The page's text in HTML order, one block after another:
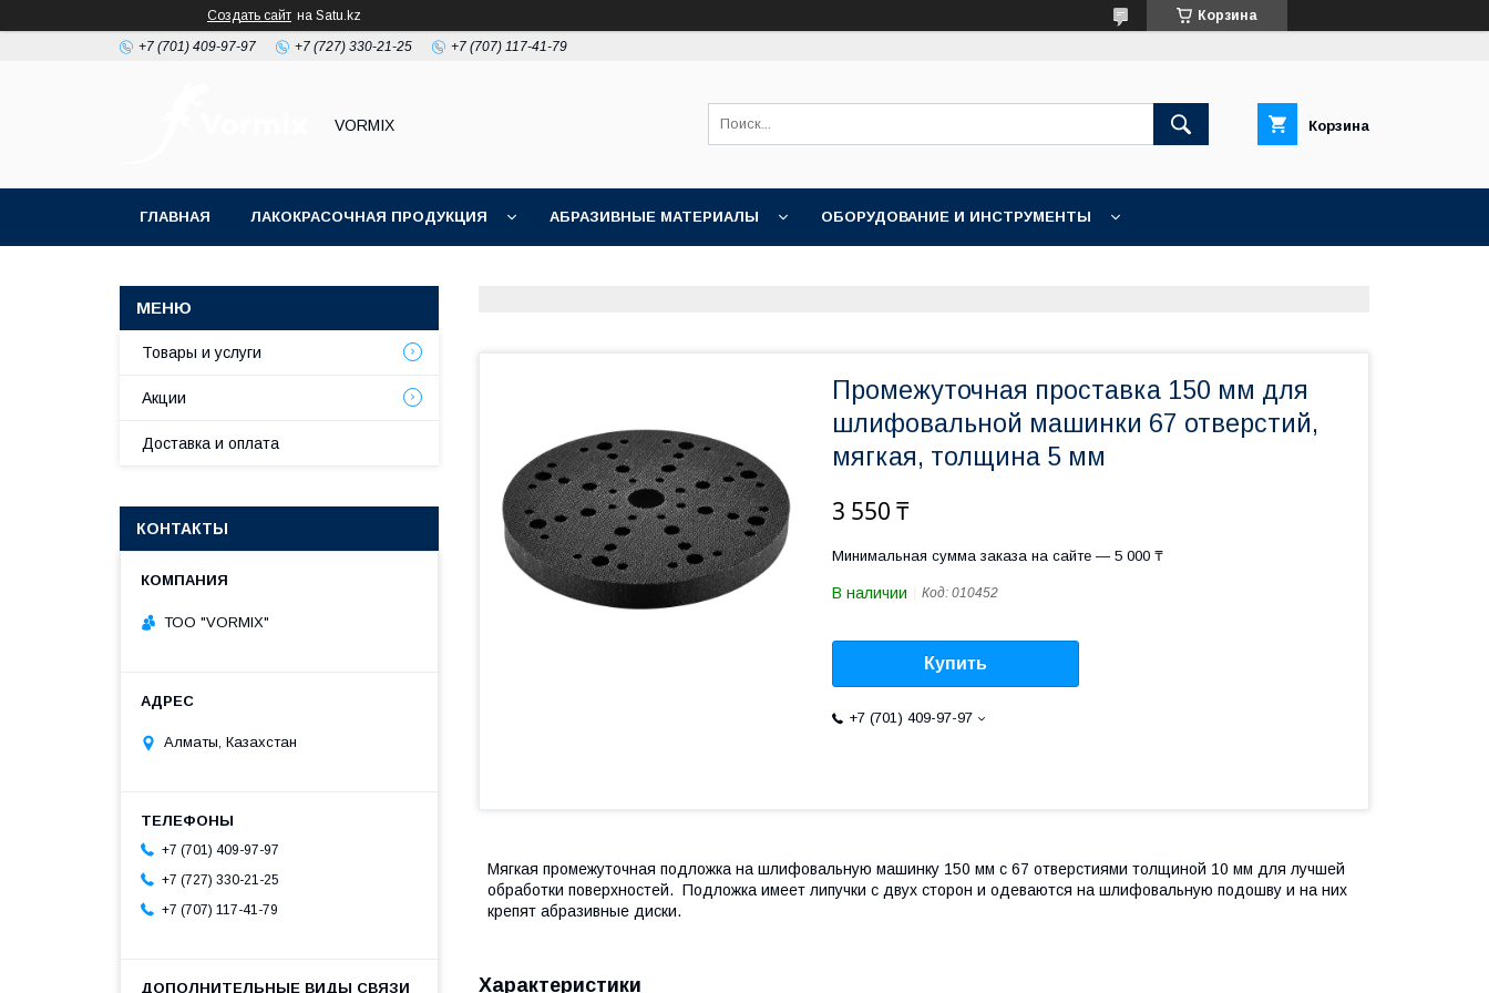
Создать сайт на Satu.kz Корзина
+7 (701) 409-97-97 +7 (727) 330-21-25 +7 (707) 117-41-79
VORMIX Корзина
ГЛАВНАЯ ЛАКОКРАСОЧНАЯ ПРОДУКЦИЯ АБРАЗИВНЫЕ МАТЕРИАЛЫ ОБОРУДОВАНИЕ И ИНСТРУМЕНТЫ
Промежуточная проставка 150 мм для
шлифовальной машинки 67 отверстий,
мягкая, толщина 5 мм
3 550 ₸
Минимальная сумма заказа на сайте — 5 000 ₸
В наличии Код: 010452
Купить
+7 (701) 409-97-97
Мягкая промежуточная подложка на шлифовальную машинку 150 мм с 67 отверстиями толщиной 10 мм для лучшей
обработки поверхностей. Подложка имеет липучки с двух сторон и одеваются на шлифовальную подошву и на них
крепят абразивные диски.
Характеристики
Товары и услуги
Акции
Доставка и оплата
КОНТАКТЫ
ТОО "VORMIX"
Алматы, Казахстан
+7 (701) 409-97-97
+7 (727) 330-21-25
+7 (707) 117-41-79